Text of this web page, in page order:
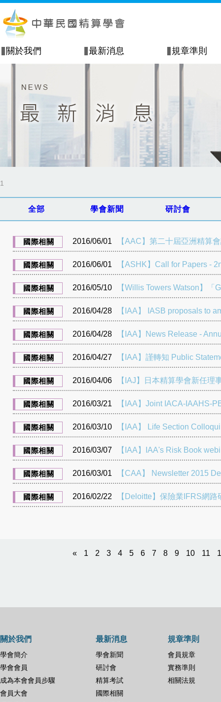
關於我們 最新消息 規章準則
1
全部 學會新聞 研討會
國際相關 2016/06/01 【AAC】第二十屆亞洲精算
國際相關 2016/06/01 【ASHK】Call for Papers -
國際相關 2016/05/10 【Willis Towers Watson】
國際相關 2016/04/28 【IAA】 IASB proposals to
國際相關 2016/04/28 【IAA】News Release -
國際相關 2016/04/27 【IAA】謹轉知 Public
國際相關 2016/04/06 【IAJ】日本精算學會新任理
國際相關 2016/03/21 【IAA】Joint IACA-IAAHS-
國際相關 2016/03/10 【IAA】 Life Section
國際相關 2016/03/07 【IAA】IAA's Risk Book
國際相關 2016/03/01 【CAA】 Newsletter 2015
國際相關 2016/02/22 【Deloitte】保險業IFRS網
« 1 2 3 4 5 6 7 8 9 10 11
關於我們
學會簡介
學會會員
成為本會會員步驟
會員大會
最新消息
學會新聞
研討會
精算考試
國際相關
規章準則
會員規章
實務準則
相關法規